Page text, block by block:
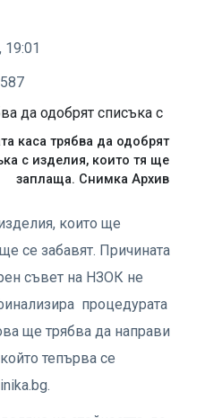
19:01
каса трябва да одобрят
с изделия, които тя ще
заплаща. Снимка Архив
които ще
се забавят. Причината
съвет на НЗОК не
процедурата
ще трябва да направи
тепърва се